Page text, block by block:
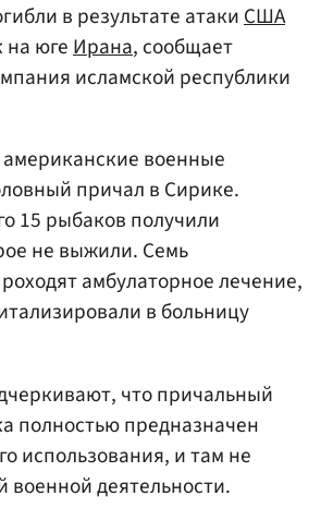
в результате атакиСША
на югеИрана, сообщает
исламской республики
американские военные
причал в Сирике.
15 рыбаков получили
не выжили. Семь
амбулаторное лечение,
в больницу
что причальный
полностью предназначен
использования, и там не
военной деятельности.